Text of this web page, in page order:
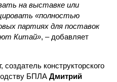
на выставке или
«полностью
партиях для поставок
Китай», – добавляет
конструкторского
БПЛА Дмитрий